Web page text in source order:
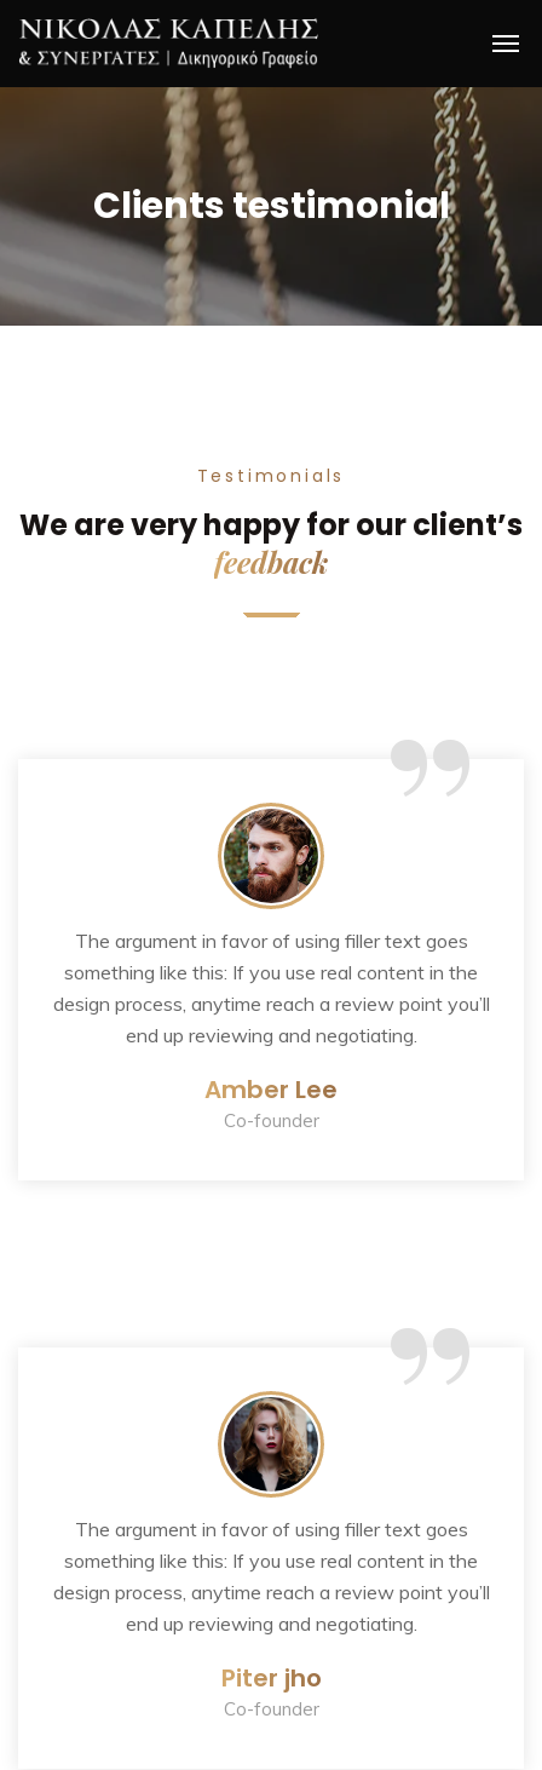
Clientstestimonial
Testimonials
We are very happy for our client’s
feedback
“
The argument in favor of using filler text goes
something like this: If you use real content in the
design process, anytime reach a review point you’ll
end up reviewing and negotiating.
Amber Lee
Co-founder
“
The argument in favor of using filler text goes
something like this: If you use real content in the
design process, anytime reach a review point you’ll
end up reviewing and negotiating.
Piter jho
Co-founder